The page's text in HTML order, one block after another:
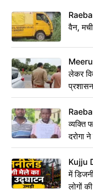
वैन,
लेकर
व्यक्ति
दरोगा
ठंडी!
Kujju
में
लोगों